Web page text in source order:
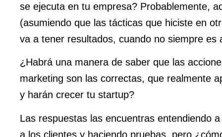
se ejecuta en tu empresa? Probablemente,
(asumiendo que las tácticas que hiciste en
va a tener resultados, cuando no siempre es
¿Habrá una manera de saber que las
marketing son las correctas, que realmente
y harán crecer tu startup?
Las respuestas las encuentras entendiendo
a los clientes y haciendo pruebas, pero